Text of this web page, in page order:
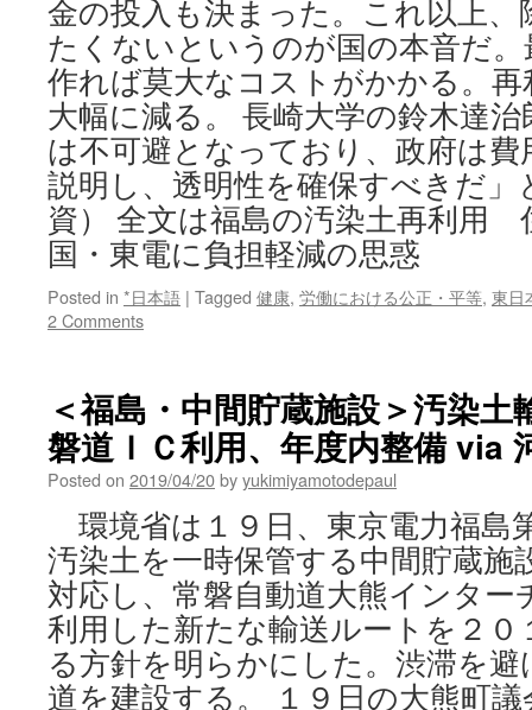
金の投入も決まった。これ以上
たくないというのが国の本音だ
作れば莫大なコストがかかる。
大幅に減る。 長崎大学の鈴木達
は不可避となっており、政府は
説明し、透明性を確保すべきだ」
資） 全文は福島の汚染土再利用
国・東電に負担軽減の思惑
Posted in *日本語 | Tagged 健康, 労働における公正・平等, 東日
2 Comments
＜福島・中間貯蔵施設＞汚染
磐道ＩＣ利用、年度内整備 via
Posted on 2019/04/20byyukimiyamotodepaul
環境省は１９日、東京電力福島
汚染土を一時保管する中間貯蔵施
対応し、常磐自動道大熊インター
利用した新たな輸送ルートを２０
る方針を明らかにした。渋滞を
道を建設する。 １９日の大熊町